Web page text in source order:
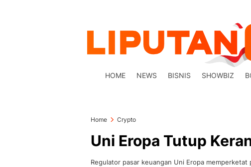
HOME NEWS BISNIS SHOWBIZ
Home Crypto
Uni Eropa Tutup
Regulator pasar keuangan Uni Eropa